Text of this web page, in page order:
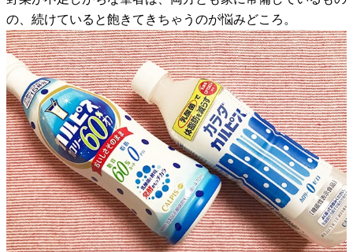
の、続けていると飽きてきちゃうのが悩みどころ。